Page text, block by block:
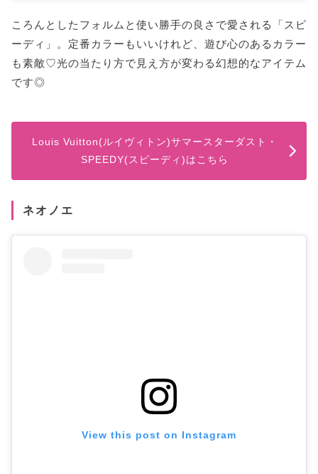
ころんとしたフォルムと使い勝手の良さで愛される「スピ
ーディ」。定番カラーもいいけれど、遊び心のあるカラー
も素敵♡光の当たり方で見え方が変わる幻想的なアイテム
です◎
Louis Vuitton(ルイヴィトン)サマースターダスト・
SPEEDY(スピーディ)はこちら
ネオノエ
View this post on Instagram